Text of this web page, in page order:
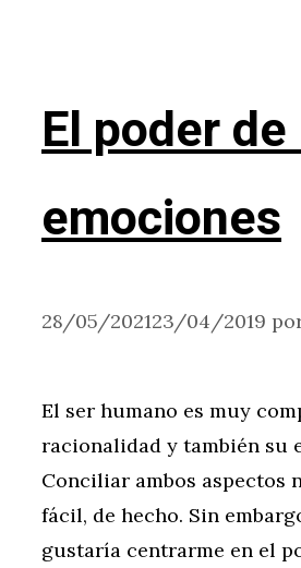
El poder
emociones
28/05/202123/04/2019
El ser humano es muy
racionalidad y también su
Conciliar ambos aspectos
fácil, de hecho. Sin
gustaría centrarme en el